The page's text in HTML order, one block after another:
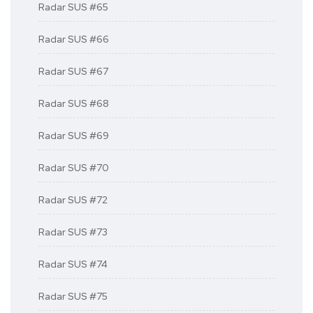
Radar SUS #65
Radar SUS #66
Radar SUS #67
Radar SUS #68
Radar SUS #69
Radar SUS #70
Radar SUS #72
Radar SUS #73
Radar SUS #74
Radar SUS #75